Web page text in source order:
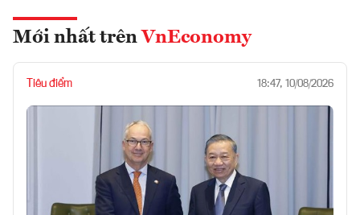
Mới nhất trên VnEconomy
Tiêu điểm 18:47, 10/08/2026